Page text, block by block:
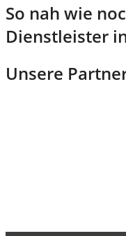
So nah wie
Dienstleister
Unsere